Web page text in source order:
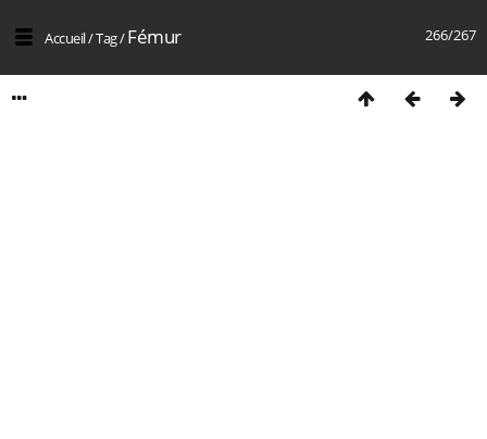
266/267
Accueil/Tag/Fémur